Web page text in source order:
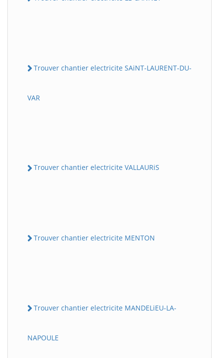
Trouver chantier electricite SAiNT-LAURENT-DU-
VAR
Trouver chantier electricite VALLAURiS
Trouver chantier electricite MENTON
Trouver chantier electricite MANDELiEU-LA-
NAPOULE